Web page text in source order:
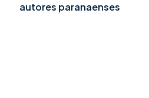
autores paranaenses